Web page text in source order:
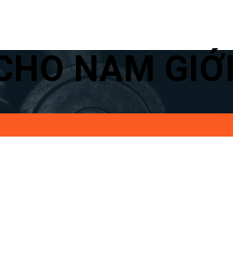
NAM GIỚI